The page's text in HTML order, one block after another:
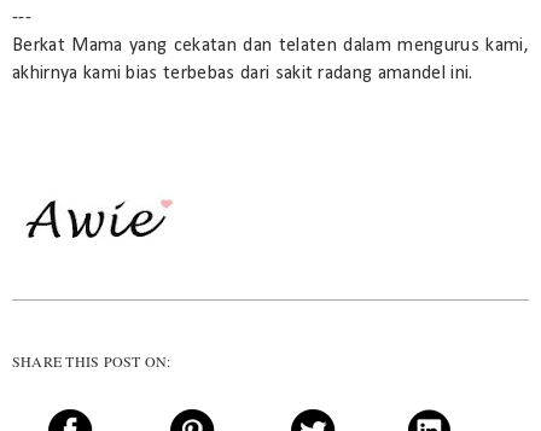
---
Berkat Mama yang cekatan dan telaten dalam mengurus kami,
akhirnya kami bias terbebas dari sakit radang amandel ini.
SHARE THIS POST ON: